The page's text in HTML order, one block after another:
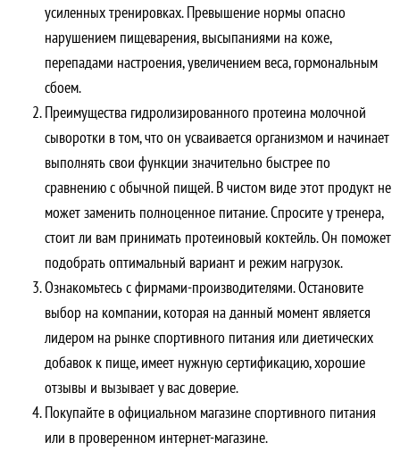
усиленных тренировках. Превышение нормы опасно
нарушением пищеварения, высыпаниями на коже,
перепадами настроения, увеличением веса, гормональным
сбоем.
Преимущества гидролизированного протеина молочной
сыворотки в том, что он усваивается организмом и начинает
выполнять свои функции значительно быстрее по
сравнению с обычной пищей. В чистом виде этот продукт не
может заменить полноценное питание. Спросите у тренера,
стоит ли вам принимать протеиновый коктейль. Он поможет
подобрать оптимальный вариант и режим нагрузок.
Ознакомьтесь с фирмами-производителями. Остановите
выбор на компании, которая на данный момент является
лидером на рынке спортивного питания или диетических
добавок к пище, имеет нужную сертификацию, хорошие
отзывы и вызывает у вас доверие.
Покупайте в официальном магазине спортивного питания
или в проверенном интернет-магазине.